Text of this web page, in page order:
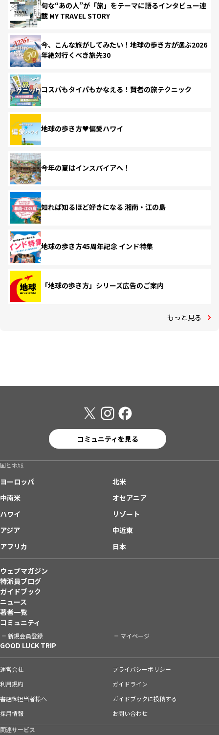
旬な“あの人”が「旅」をテーマに語るインタビュー連
載 MY TRAVEL STORY
今、こんな旅がしてみたい！地球の歩き方が選ぶ2026
年絶対行くべき旅先30
コスパもタイパもかなえる！賢者の旅テクニック
地球の歩き方♥偏愛ハワイ
今年の夏はインスパイアへ！
知れば知るほど好きになる 湘南・江の島
地球の歩き方45周年記念 インド特集
「地球の歩き方」シリーズ広告のご案内
もっと見る
コミュニティを見る
国と地域
ヨーロッパ
北米
中南米
オセアニア
ハワイ
リゾート
アジア
中近東
アフリカ
日本
ウェブマガジン
特派員ブログ
ガイドブック
ニュース
著者一覧
コミュニティ
新規会員登録 マイページ
GOOD LUCK TRIP
運営会社
プライバシーポリシー
利用規約
ガイドライン
書店御担当者様へ
ガイドブックに投稿する
採用情報
お問い合わせ
関連サービス